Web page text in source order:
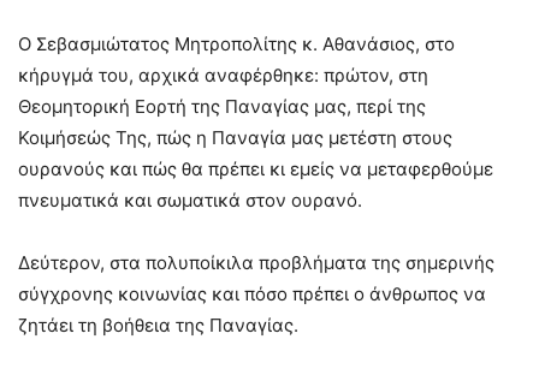
Ο Σεβασμιώτατος Μητροπολίτης κ. Αθανάσιος, στο
κήρυγμά του, αρχικά αναφέρθηκε: πρώτον, στη
Θεομητορική Εορτή της Παναγίας μας, περί της
Κοιμήσεώς Της, πώς η Παναγία μας μετέστη στους
ουρανούς και πώς θα πρέπει κι εμείς να μεταφερθούμε
πνευματικά και σωματικά στον ουρανό.
Δεύτερον, στα πολυποίκιλα προβλήματα της σημερινής
σύγχρονης κοινωνίας και πόσο πρέπει ο άνθρωπος να
ζητάει τη βοήθεια της Παναγίας.